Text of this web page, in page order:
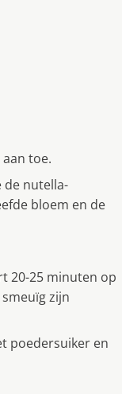
toe.
de nutella-
bloem en de
20-25 minuten op
zijn
poedersuiker en